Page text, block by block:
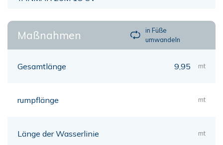
Maßnahmen
in Füße
umwandeln
Gesamtlänge 9,95 mt
rumpflänge mt
Länge der Wasserlinie mt